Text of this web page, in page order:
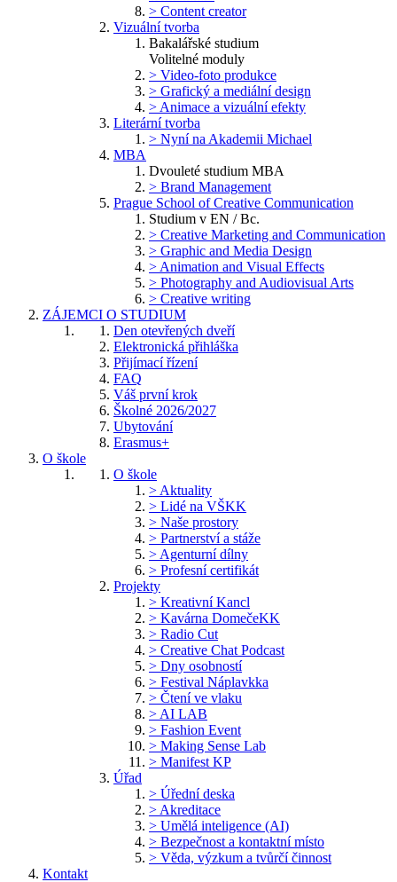
> Content creator
Vizuální tvorba
Bakalářské studium
Volitelné moduly
> Video-foto produkce
> Grafický a mediální design
> Animace a vizuální efekty
Literární tvorba
> Nyní na Akademii Michael
MBA
Dvouleté studium MBA
> Brand Management
Prague School of Creative Communication
Studium v EN / Bc.
> Creative Marketing and Communication
> Graphic and Media Design
> Animation and Visual Effects
> Photography and Audiovisual Arts
> Creative writing
ZÁJEMCI O STUDIUM
Den otevřených dveří
Elektronická přihláška
Přijímací řízení
FAQ
Váš první krok
Školné 2026/2027
Ubytování
Erasmus+
O škole
O škole
> Aktuality
> Lidé na VŠKK
> Naše prostory
> Partnerství a stáže
> Agenturní dílny
> Profesní certifikát
Projekty
> Kreativní Kancl
> Kavárna DomečeKK
> Radio Cut
> Creative Chat Podcast
> Dny osobností
> Festival Náplavkka
> Čtení ve vlaku
> AI LAB
> Fashion Event
> Making Sense Lab
> Manifest KP
Úřad
> Úřední deska
> Akreditace
> Umělá inteligence (AI)
> Bezpečnost a kontaktní místo
> Věda, výzkum a tvůrčí činnost
Kontakt